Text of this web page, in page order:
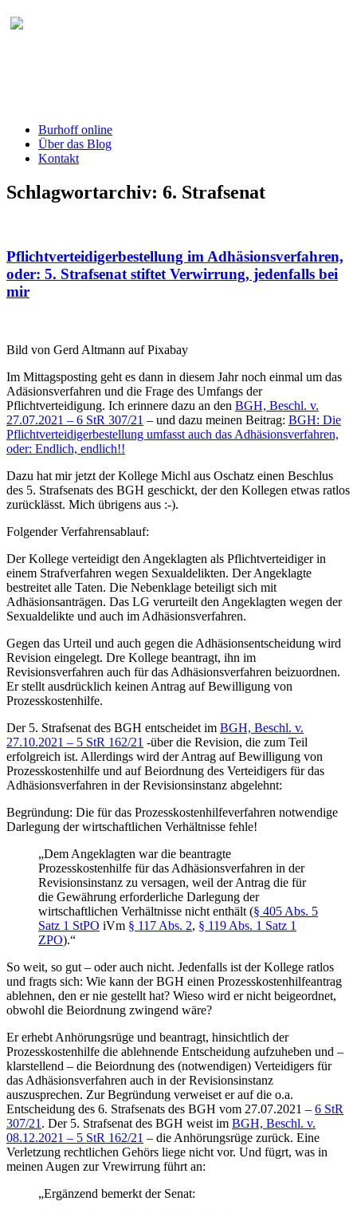
Burhoff online
Über das Blog
Kontakt
Schlagwortarchiv: 6. Strafsenat
Pflichtverteidigerbestellung im Adhäsionsverfahren,
oder: 5. Strafsenat stiftet Verwirrung, jedenfalls bei
mir
Bild von Gerd Altmann auf Pixabay
Im Mittagsposting geht es dann in diesem Jahr noch einmal um das
Adäsionsverfahren und die Frage des Umfangs der
Pflichtverteidigung. Ich erinnere dazu an den BGH, Beschl. v.
27.07.2021 – 6 StR 307/21 – und dazu meinen Beitrag: BGH: Die
Pflichtverteidigerbestellung umfasst auch das Adhäsionsverfahren,
oder: Endlich, endlich!!
Dazu hat mir jetzt der Kollege Michl aus Oschatz einen Beschlus
des 5. Strafsenats des BGH geschickt, der den Kollegen etwas ratlos
zurücklässt. Mich übrigens aus :-).
Folgender Verfahrensablauf:
Der Kollege verteidigt den Angeklagten als Pflichtverteidiger in
einem Strafverfahren wegen Sexualdelikten. Der Angeklagte
bestreitet alle Taten. Die Nebenklage beteiligt sich mit
Adhäsionsanträgen. Das LG verurteilt den Angeklagten wegen der
Sexualdelikte und auch im Adhäsionsverfahren.
Gegen das Urteil und auch gegen die Adhäsionsentscheidung wird
Revision eingelegt. Dre Kollege beantragt, ihn im
Revisionsverfahren auch für das Adhäsionsverfahren beizuordnen.
Er stellt ausdrücklich keinen Antrag auf Bewilligung von
Prozesskostenhilfe.
Der 5. Strafsenat des BGH entscheidet im BGH, Beschl. v.
27.10.2021 – 5 StR 162/21 -über die Revision, die zum Teil
erfolgreich ist. Allerdings wird der Antrag auf Bewilligung von
Prozesskostenhilfe und auf Beiordnung des Verteidigers für das
Adhäsionsverfahren in der Revisionsinstanz abgelehnt:
Begründung: Die für das Prozesskostenhilfeverfahren notwendige
Darlegung der wirtschaftlichen Verhältnisse fehle!
„Dem Angeklagten war die beantragte
Prozesskostenhilfe für das Adhäsionsverfahren in der
Revisionsinstanz zu versagen, weil der Antrag die für
die Gewährung erforderliche Darlegung der
wirtschaftlichen Verhältnisse nicht enthält (§ 405 Abs. 5
Satz 1 StPO iVm § 117 Abs. 2, § 119 Abs. 1 Satz 1
ZPO).“
So weit, so gut – oder auch nicht. Jedenfalls ist der Kollege ratlos
und fragts sich: Wie kann der BGH einen Prozesskostenhilfeantrag
ablehnen, den er nie gestellt hat? Wieso wird er nicht beigeordnet,
obwohl die Beiordnung zwingend wäre?
Er erhebt Anhörungsrüge und beantragt, hinsichtlich der
Prozesskostenhilfe die ablehnende Entscheidung aufzuheben und –
klarstellend – die Beiordnung des (notwendigen) Verteidigers für
das Adhäsionsverfahren auch in der Revisionsinstanz
auszusprechen. Zur Begründung verweiset er auf die o.a.
Entscheidung des 6. Strafsenats des BGH vom 27.07.2021 – 6 StR
307/21 . Der 5. Strafsenat des BGH weist im BGH, Beschl. v.
08.12.2021 – 5 StR 162/21 – die Anhörungsrüge zurück. Eine
Verletzung rechtlichen Gehörs liege nicht vor. Und fügrt, was in
meinen Augen zur Vrewirrung führt an:
„Ergänzend bemerkt der Senat: